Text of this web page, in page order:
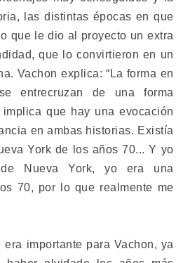
las distintas épocas en que
que le dio al proyecto un extra
que lo convirtieron en un
Vachon explica: “La forma en
entrecruzan de una forma
que hay una evocación
en ambas historias. Existía
York de los años 70... Y yo
Nueva York, yo era una
70, por lo que realmente me
importante para Vachon, ya